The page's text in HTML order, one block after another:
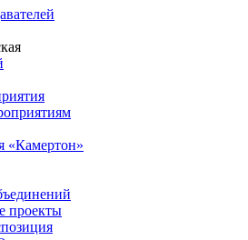
«Камертон»
проекты